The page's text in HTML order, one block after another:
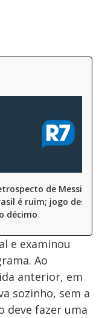
de Messi
é ruim; jogo desta
décimo
e examinou
Ao
anterior, em
sozinho, sem a
deve fazer uma